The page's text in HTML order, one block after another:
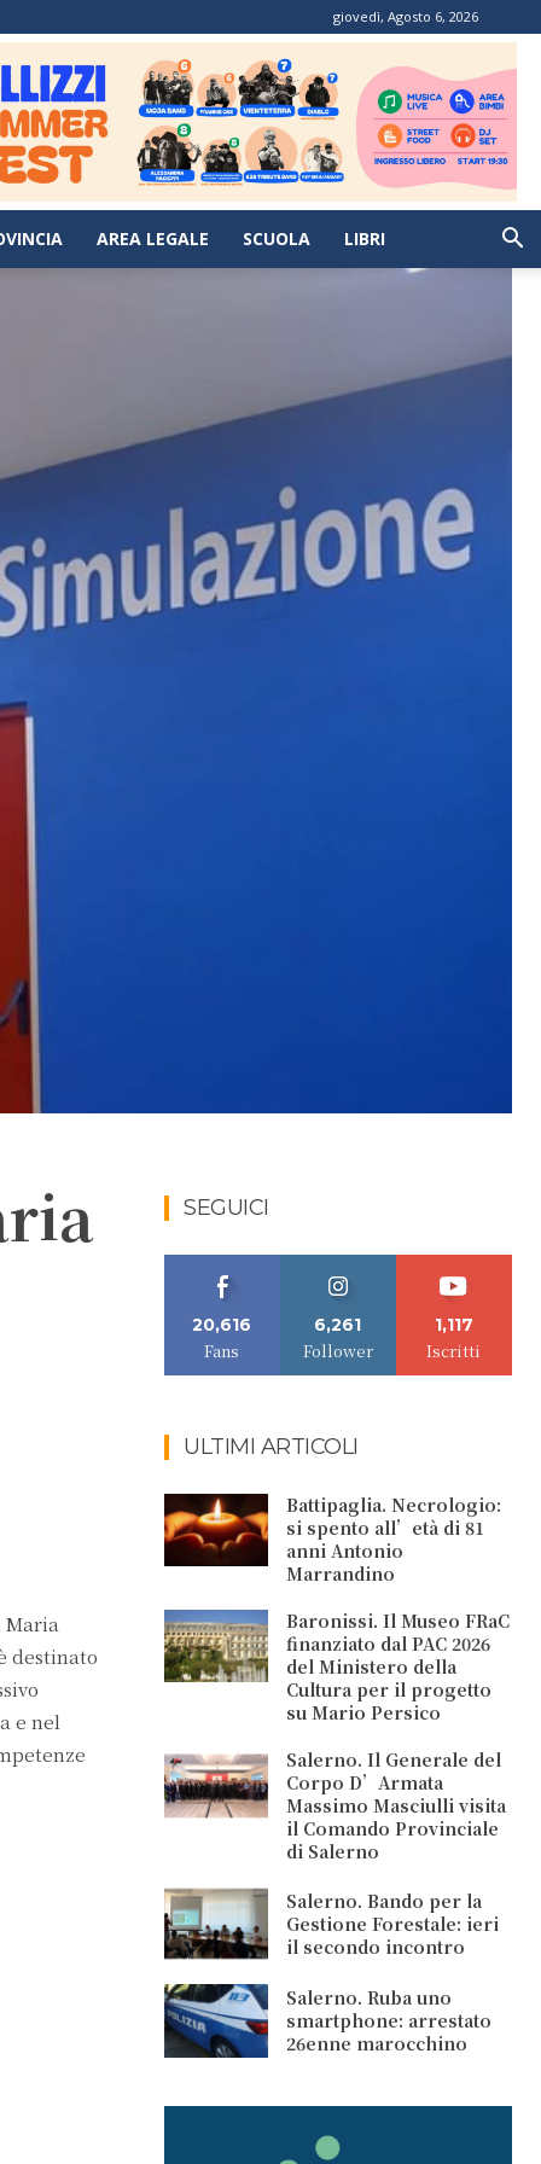
giovedì, Agosto 6, 2026
AREA LEGALE SCUOLA LIBRI
destinato
e nel
SEGUICI
20,616
Fans
6,261
Follower
1,117
Iscritti
ULTIMI ARTICOLI
Battipaglia. Necrologio:
si spento all’età di 81
anni Antonio
Marrandino
Baronissi. Il Museo FRaC
finanziato dal PAC 2026
del Ministero della
Cultura per il progetto
su Mario Persico
Salerno. Il Generale del
Corpo D’Armata
Massimo Masciulli visita
il Comando Provinciale
di Salerno
Salerno. Bando per la
Gestione Forestale: ieri
il secondo incontro
Salerno. Ruba uno
smartphone: arrestato
26enne marocchino